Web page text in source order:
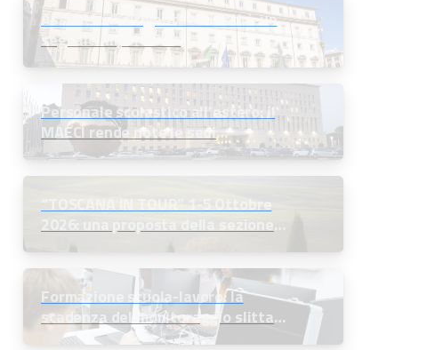
Assunzioni dirigenti scolastici: un
segnale importante
Personale scolastico all’estero: il
MAECI rende note le sedi
disponibili e indice le selezioni
Formazione scuola-lavoro: la
scadenza del monitoraggio slitta
all’11 settembre 2026